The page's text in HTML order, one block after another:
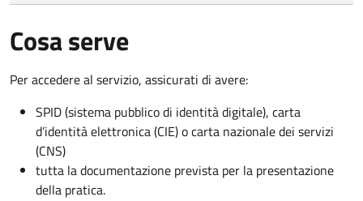
Cosa serve
Per accedere al servizio, assicurati di avere:
SPID (sistema pubblico di identità digitale), carta
d’identità elettronica (CIE) o carta nazionale dei servizi
(CNS)
tutta la documentazione prevista per la presentazione
della pratica.